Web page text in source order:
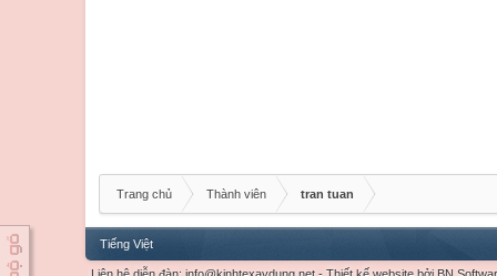
Trang chủ Thành viên tran tuan
Tiếng Việt